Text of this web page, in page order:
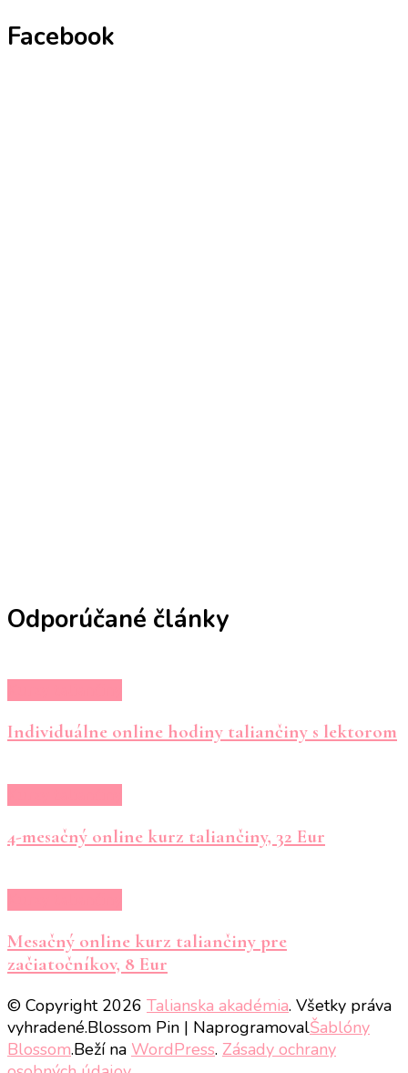
Facebook
Odporúčané články
Individuálne online hodiny taliančiny s lektorom
4-mesačný online kurz taliančiny, 32 Eur
Mesačný online kurz taliančiny pre
začiatočníkov, 8 Eur
© Copyright 2026 Talianska akadémia. Všetky práva
vyhradené.Blossom Pin | NaprogramovalŠablóny
Blossom.Beží na WordPress. Zásady ochrany